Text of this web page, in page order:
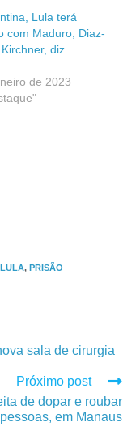
Lula terá
com Maduro, Diaz-
diz
de 2023
LULA, PRISÃO
sala de cirurgia
Próximo post
de dopar e roubar
pessoas, em Manaus